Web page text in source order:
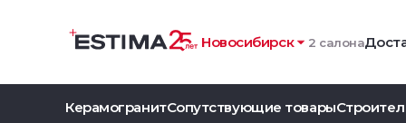
Новосибирск 2 салона
КерамогранитСопутствующие товары